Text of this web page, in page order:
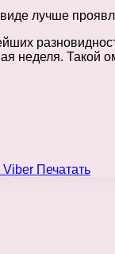
лучше
неделя. Такой
Viber Печатать